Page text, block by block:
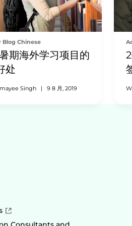
Blog Chinese
期海外学习项目的
处
Singh | 9 8 月, 2019